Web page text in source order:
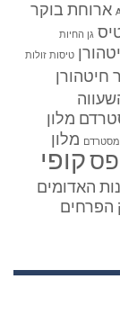
ארוחת בוקר
גן החיות
טיסות זולות
חיטהורן
מלון
מלון
קופי
האדומים
הפרחים